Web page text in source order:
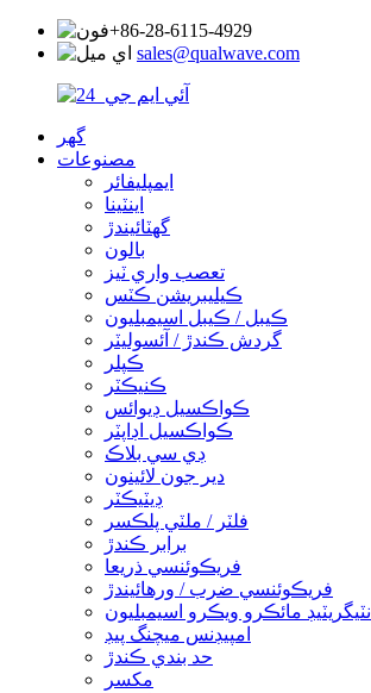
+86-28-6115-4929
sales@qualwave.com
گھر
مصنوعات
ايمپليفائر
اينٽينا
گھٽائيندڙ
بالون
تعصب واري ٽيز
ڪيليبريشن ڪٽس
ڪيبل / ڪيبل اسيمبليون
گردش ڪندڙ / آئسوليٽر
ڪپلر
ڪنيڪٽر
ڪواڪسيل ڊيوائس
ڪواڪسيل اڊاپٽر
ڊي سي بلاڪ
دير جون لائينون
ڊيٽيڪٽر
فلٽر / ملٽي پلڪسر
برابر ڪندڙ
فريڪوئنسي ذريعا
فريڪوئنسي ضرب / ورهائيندڙ
انٽيگريٽيڊ مائڪرو ويڪرو اسيمبليون
امپيڊنس ميچنگ پيڊ
حد بندي ڪندڙ
مکسر